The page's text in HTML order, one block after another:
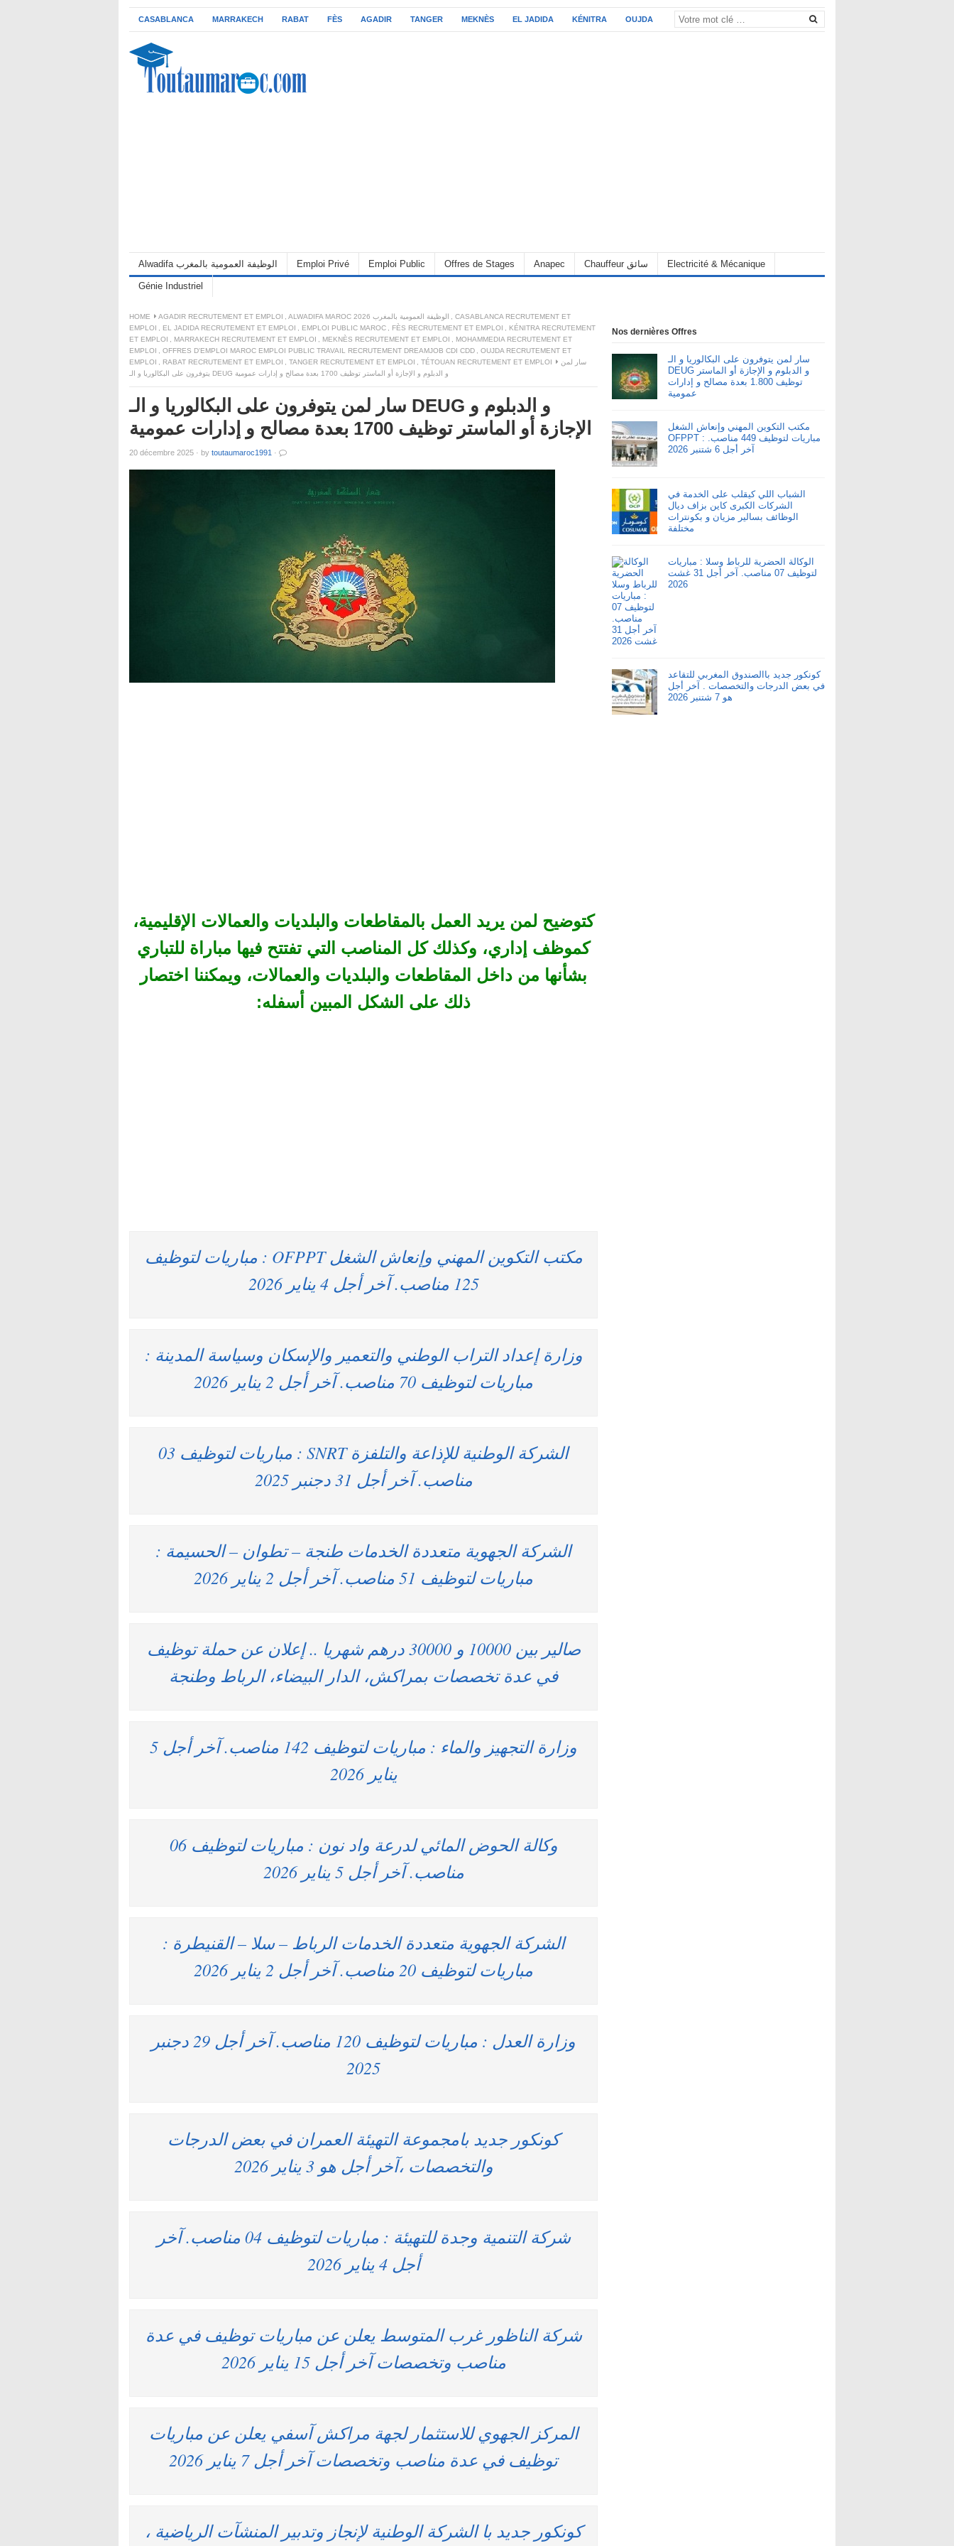
CASABLANCA MARRAKECH RABAT FÈS AGADIR TANGER MEKNÈS EL JADIDA KÉNITRA OUJDA
Alwadifa الوظيفة العمومية بالمغرب Emploi Privé Emploi Public Offres de Stages Anapec Chauffeur سائق Electricité & Mécanique
Génie Industriel
HOME AGADIR RECRUTEMENT ET EMPLOI ALWADIFA MAROC 2026 الوظيفة العمومية بالمغرب
CASABLANCA RECRUTEMENT ET
EMPLOI
EL JADIDA RECRUTEMENT ET EMPLOI EMPLOI PUBLIC MAROC FÈS RECRUTEMENT ET EMPLOI
KÉNITRA RECRUTEMENT
ET EMPLOI
MARRAKECH RECRUTEMENT ET EMPLOI MEKNÈS RECRUTEMENT ET EMPLOI
MOHAMMEDIA RECRUTEMENT ET
EMPLOI
OFFRES D'EMPLOI MAROC EMPLOI PUBLIC TRAVAIL RECRUTEMENT DREAMJOB CDI CDD
OUJDA RECRUTEMENT ET
EMPLOI
RABAT RECRUTEMENT ET EMPLOI TANGER RECRUTEMENT ET EMPLOI TÉTOUAN RECRUTEMENT ET EMPLOI
سار لمن
يتوفرون على البكالوريا و الـ DEUG و الدبلوم و الإجازة أو الماستر توظيف 1700 بعدة مصالح و إدارات عمومية
سار لمن يتوفرون على البكالوريا و الـ DEUG و الدبلوم و
الإجازة أو الماستر توظيف 1700 بعدة مصالح و إدارات عمومية
20 décembre 2025 · by toutaumaroc1991 ·
كتوضيح لمن يريد العمل بالمقاطعات والبلديات والعمالات الإقليمية،
كموظف إداري، وكذلك كل المناصب التي تفتتح فيها مباراة للتباري
بشأنها من داخل المقاطعات والبلديات والعمالات، ويمكننا اختصار
ذلك على الشكل المبين أسفله:
مكتب التكوين المهني وإنعاش الشغل OFPPT : مباريات لتوظيف
125 مناصب. آخر أجل 4 يناير 2026
وزارة إعداد التراب الوطني والتعمير والإسكان وسياسة المدينة :
مباريات لتوظيف 70 مناصب. آخر أجل 2 يناير 2026
الشركة الوطنية للإذاعة والتلفزة SNRT : مباريات لتوظيف 03
مناصب. آخر أجل 31 دجنبر 2025
الشركة الجهوية متعددة الخدمات طنجة – تطوان – الحسيمة :
مباريات لتوظيف 51 مناصب. آخر أجل 2 يناير 2026
صالير بين 10000 و 30000 درهم شهريا .. إعلان عن حملة توظيف
في عدة تخصصات بمراكش، الدار البيضاء، الرباط وطنجة
وزارة التجهيز والماء : مباريات لتوظيف 142 مناصب. آخر أجل 5
يناير 2026
وكالة الحوض المائي لدرعة واد نون : مباريات لتوظيف 06
مناصب. آخر أجل 5 يناير 2026
الشركة الجهوية متعددة الخدمات الرباط – سلا – القنيطرة :
مباريات لتوظيف 20 مناصب. آخر أجل 2 يناير 2026
وزارة العدل : مباريات لتوظيف 120 مناصب. آخر أجل 29 دجنبر
2025
كونكور جديد بامجموعة التهيئة العمران في بعض الدرجات
والتخصصات ،آخر أجل هو 3 يناير 2026
شركة التنمية وجدة للتهيئة : مباريات لتوظيف 04 مناصب. آخر
أجل 4 يناير 2026
شركة الناظور غرب المتوسط يعلن عن مباريات توظيف في عدة
مناصب وتخصصات آخر أجل 15 يناير 2026
المركز الجهوي للاستثمار لجهة مراكش آسفي يعلن عن مباريات
توظيف في عدة مناصب وتخصصات آخر أجل 7 يناير 2026
كونكور جديد با الشركة الوطنية لإنجاز وتدبير المنشآت الرياضية ،
Nos dernières Offres
سار لمن يتوفرون على البكالوريا و الـ
DEUG و الدبلوم و الإجازة أو الماستر
توظيف 1.800 بعدة مصالح و إدارات
عمومية
مكتب التكوين المهني وإنعاش الشغل
OFPPT : مباريات لتوظيف 449 مناصب.
آخر أجل 6 شتنبر 2026
الشباب اللي كيقلب على الخدمة في
الشركات الكبرى كاين بزاف ديال
الوظائف بسالير مزيان و بكونترات
مختلفة
الوكالة الحضرية للرباط وسلا : مباريات
لتوظيف 07 مناصب. آخر أجل 31 غشت
2026
كونكور جديد باالصندوق المغربي للتقاعد
في بعض الدرجات والتخصصات . آخر أجل
هو 7 شتنبر 2026